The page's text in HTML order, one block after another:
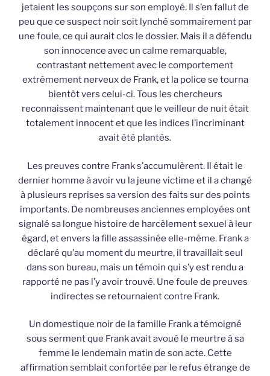
jetaient les soupçons sur son employé. Il s’en fallut de
peu que ce suspect noir soit lynché sommairement par
une foule, ce qui aurait clos le dossier. Mais il a défendu
son innocence avec un calme remarquable,
contrastant nettement avec le comportement
extrêmement nerveux de Frank, et la police se tourna
bientôt vers celui-ci. Tous les chercheurs
reconnaissent maintenant que le veilleur de nuit était
totalement innocent et que les indices l’incriminant
avait été plantés.
Les preuves contre Frank s’accumulèrent. Il était le
dernier homme à avoir vu la jeune victime et il a changé
à plusieurs reprises sa version des faits sur des points
importants. De nombreuses anciennes employées ont
signalé sa longue histoire de harcèlement sexuel à leur
égard, et envers la fille assassinée elle-même. Frank a
déclaré qu’au moment du meurtre, il travaillait seul
dans son bureau, mais un témoin qui s’y est rendu a
rapporté ne pas l’y avoir trouvé. Une foule de preuves
indirectes se retournaient contre Frank.
Un domestique noir de la famille Frank a témoigné
sous serment que Frank avait avoué le meurtre à sa
femme le lendemain matin de son acte. Cette
affirmation semblait confortée par le refus étrange de